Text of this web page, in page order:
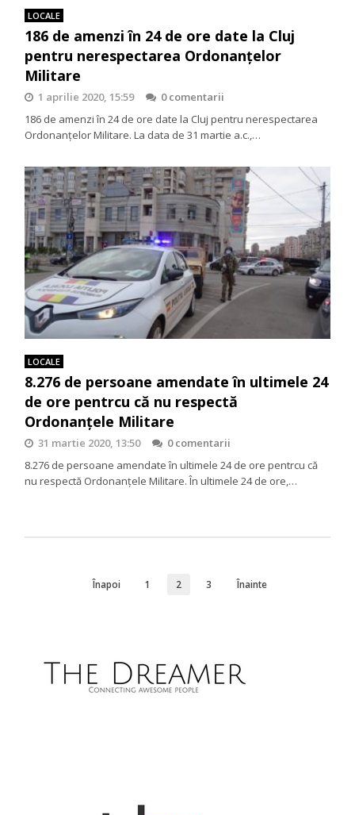
LOCALE
186 de amenzi în 24 de ore date la Cluj
pentru nerespectarea Ordonanțelor
Militare
1 aprilie 2020, 15:59
0 comentarii
186 de amenzi în 24 de ore date la Cluj pentru nerespectarea
Ordonanțelor Militare. La data de 31 martie a.c.,…
LOCALE
8.276 de persoane amendate în ultimele 24
de ore pentrcu că nu respectă
Ordonanțele Militare
31 martie 2020, 13:50
0 comentarii
8.276 de persoane amendate în ultimele 24 de ore pentrcu că
nu respectă Ordonanțele Militare. În ultimele 24 de ore,…
Înapoi 1 2 3 Înainte